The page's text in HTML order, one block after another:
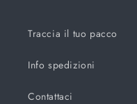
Traccia il tuo pacco
Info spedizioni
Contattaci